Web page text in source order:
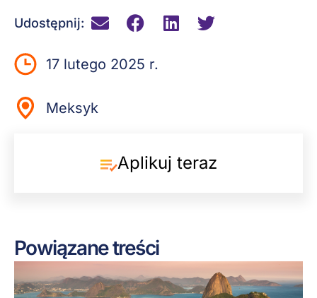
Udostępnij:
17 lutego 2025 r.
Meksyk
Aplikuj teraz
Powiązane treści